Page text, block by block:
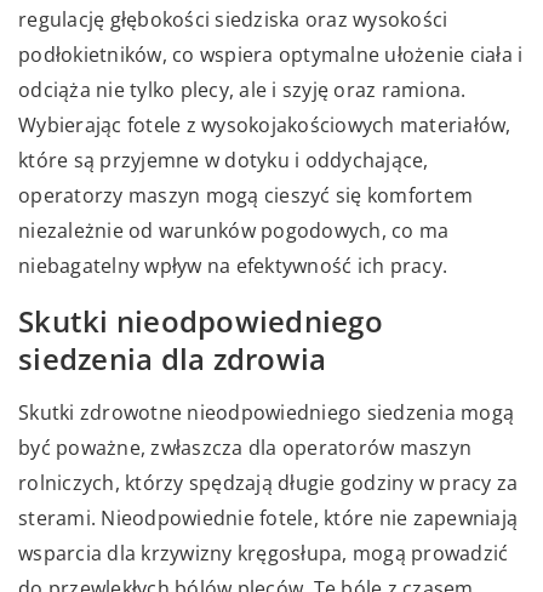
regulację głębokości siedziska oraz wysokości
podłokietników, co wspiera optymalne ułożenie ciała i
odciąża nie tylko plecy, ale i szyję oraz ramiona.
Wybierając fotele z wysokojakościowych materiałów,
które są przyjemne w dotyku i oddychające,
operatorzy maszyn mogą cieszyć się komfortem
niezależnie od warunków pogodowych, co ma
niebagatelny wpływ na efektywność ich pracy.
Skutki nieodpowiedniego
siedzenia dla zdrowia
Skutki zdrowotne nieodpowiedniego siedzenia mogą
być poważne, zwłaszcza dla operatorów maszyn
rolniczych, którzy spędzają długie godziny w pracy za
sterami. Nieodpowiednie fotele, które nie zapewniają
wsparcia dla krzywizny kręgosłupa, mogą prowadzić